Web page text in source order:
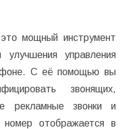
мощный инструмент
управления
С её помощью вы
звонящих,
рекламные звонки и
номер отображается в